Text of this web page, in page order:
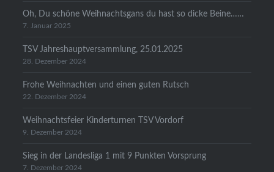
Oh, Du schöne Weihnachtsgans du hast so dicke Beine……
7. Januar 2025
TSV Jahreshauptversammlung, 25.01.2025
28. Dezember 2024
Frohe Weihnachten und einen guten Rutsch
22. Dezember 2024
Weihnachtsfeier Kinderturnen TSV Vordorf
9. Dezember 2024
Sieg in der Landesliga 1 mit 9 Punkten Vorsprung
7. Dezember 2024